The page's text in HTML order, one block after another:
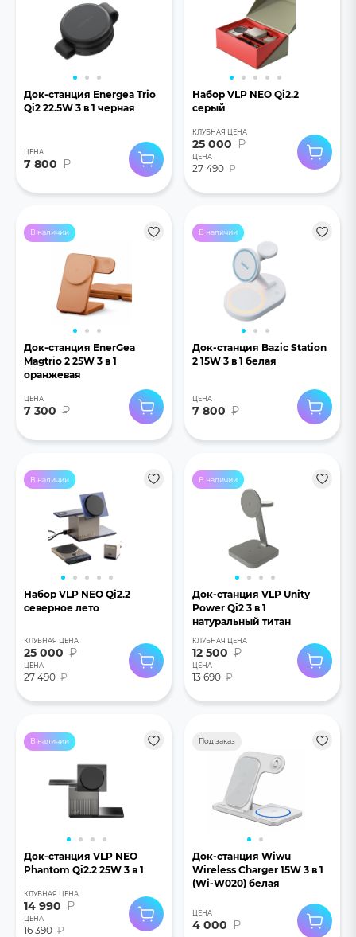
Док-станция Energea Trio
Qi2 22.5W 3 в 1 черная
ЦЕНА
7 800 ₽
Набор VLP NEO Qi2.2
серый
КЛУБНАЯ ЦЕНА
25 000 ₽
ЦЕНА
27 490 ₽
В наличии
Док-станция EnerGea
Magtrio 2 25W 3 в 1
оранжевая
ЦЕНА
7 300 ₽
В наличии
Док-станция Bazic Station
2 15W 3 в 1 белая
ЦЕНА
7 800 ₽
В наличии
Набор VLP NEO Qi2.2
северное лето
КЛУБНАЯ ЦЕНА
25 000 ₽
ЦЕНА
27 490 ₽
В наличии
Док-станция VLP Unity
Power Qi2 3 в 1
натуральный титан
КЛУБНАЯ ЦЕНА
12 500 ₽
ЦЕНА
13 690 ₽
В наличии
Док-станция VLP NEO
Phantom Qi2.2 25W 3 в 1
КЛУБНАЯ ЦЕНА
14 990 ₽
ЦЕНА
16 390 ₽
Под заказ
Док-станция Wiwu
Wireless Charger 15W 3 в 1
(Wi-W020) белая
ЦЕНА
4 000 ₽